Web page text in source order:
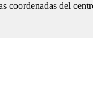
coordenadas del